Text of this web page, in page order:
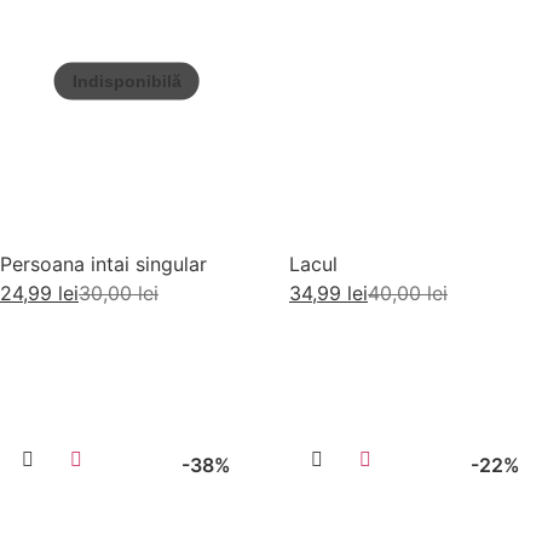
Persoana intai singular
30,00lei
24,99 lei
Lacul
40,00lei
34,99 lei
-38% -22%